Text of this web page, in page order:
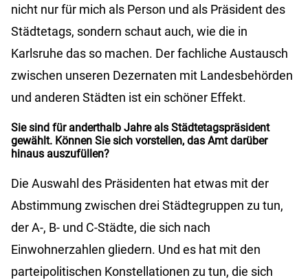
nicht nur für mich als Person und als Präsident des
Städtetags, sondern schaut auch, wie die in
Karlsruhe das so machen. Der fachliche Austausch
zwischen unseren Dezernaten mit Landesbehörden
und anderen Städten ist ein schöner Effekt.
Sie sind für anderthalb Jahre als Städtetagspräsident
gewählt. Können Sie sich vorstellen, das Amt darüber
hinaus auszufüllen?
Die Auswahl des Präsidenten hat etwas mit der
Abstimmung zwischen drei Städtegruppen zu tun,
der A-, B- und C-Städte, die sich nach
Einwohnerzahlen gliedern. Und es hat mit den
parteipolitischen Konstellationen zu tun, die sich